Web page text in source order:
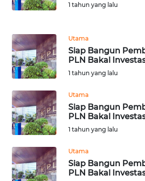
1 tahun yang lalu
Utama
Siap Bangun
PLN Bakal
1 tahun yang lalu
Utama
Siap Bangun
PLN Bakal
1 tahun yang lalu
Utama
Siap Bangun
PLN Bakal
WN
WN
NTB
SULTENG
WN
SULBAR
WN
BABEL